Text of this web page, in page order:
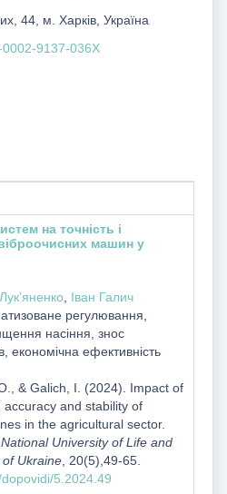
44, м. Харків, Україна
9137-036X
на точність і
машин у
, Іван Галич
регулювання,
насіння, знос
економічна ефективність
& Galich, I. (2024). Impact of
and stability of
in the agricultural sector.
University of Life and
Ukraine, 20(5),49-65.
5.2024.49